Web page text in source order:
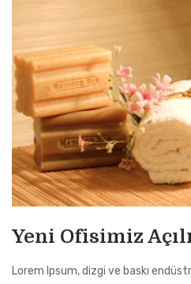
Yeni Ofisimiz
Lorem Ipsum, dizgi ve baskı